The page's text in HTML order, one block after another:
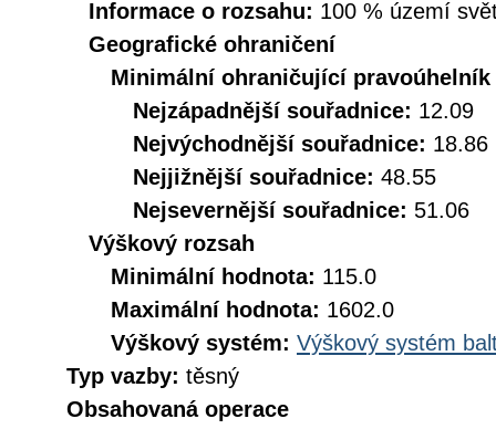
Informace o rozsahu: 100 % území
Geografické ohraničení
Minimální ohraničující pravoúhelník
Nejzápadnější souřadnice: 12.09
Nejvýchodnější souřadnice: 18.86
Nejjižnější souřadnice: 48.55
Nejsevernější souřadnice: 51.06
Výškový rozsah
Minimální hodnota: 115.0
Maximální hodnota: 1602.0
Výškový systém: Výškový systém
Typ vazby: těsný
Obsahovaná operace